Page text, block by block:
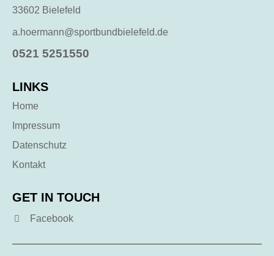
33602 Bielefeld
a.hoermann@sportbundbielefeld.de
0521 5251550
LINKS
Home
Impressum
Datenschutz
Kontakt
GET IN TOUCH
Facebook